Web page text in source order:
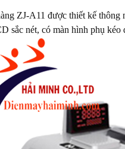
ZJ-A11 được thiết kế
sắc nét, có màn hình phụ kéo